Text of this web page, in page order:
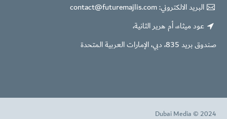

 البريد الالكتروني:contact@futuremajlis.com

 عود ميثاء، أم هرير الثانية،
صندوق بريد 835، دبي، الإمارات العربية المتحدة
Dubai Media © 2024